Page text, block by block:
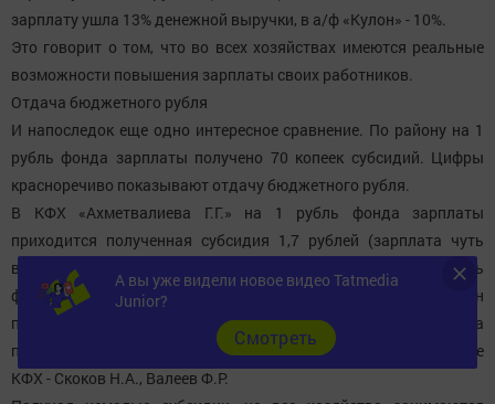
зарплату ушла 13% денежной выручки, в а/ф «Кулон» - 10%.
Это говорит о том, что во всех хозяйствах имеются реальные
возможности повышения зарплаты своих работников.
Отдача бюджетного рубля
И напоследок еще одно интересное сравнение. По району на 1
рубль фонда зарплаты получено 70 копеек субсидий. Цифры
красноречиво показывают отдачу бюджетного рубля.
В КФХ «Ахметвалиева Г.Г.» на 1 рубль фонда зарплаты
приходится полученная субсидия 1,7 рублей (зарплата чуть
выше 11 тыс. рублей), в КФХ «Нурхаметов З.М.» на 1 рубль
фонда зарплаты получено 1,22 рубля субсидий. То есть, он
потратил на оплату труда 1 рубль, а вместо этого с государства
получил 1 рубль 22 копейки. Неплохо, правда? В числе таких же
КФХ - Скоков Н.А., Валеев Ф.Р.
А вы уже видели новое видео Tatmedia
Junior?
Cмотреть